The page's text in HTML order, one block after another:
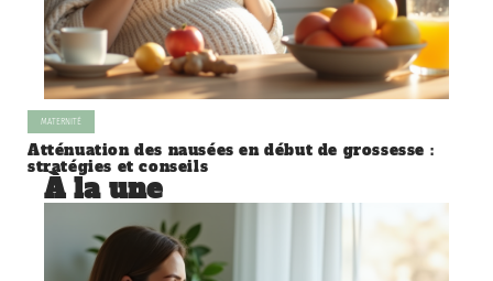
MATERNITÉ
Atténuation des nausées en début de grossesse :
stratégies et conseils
À la une